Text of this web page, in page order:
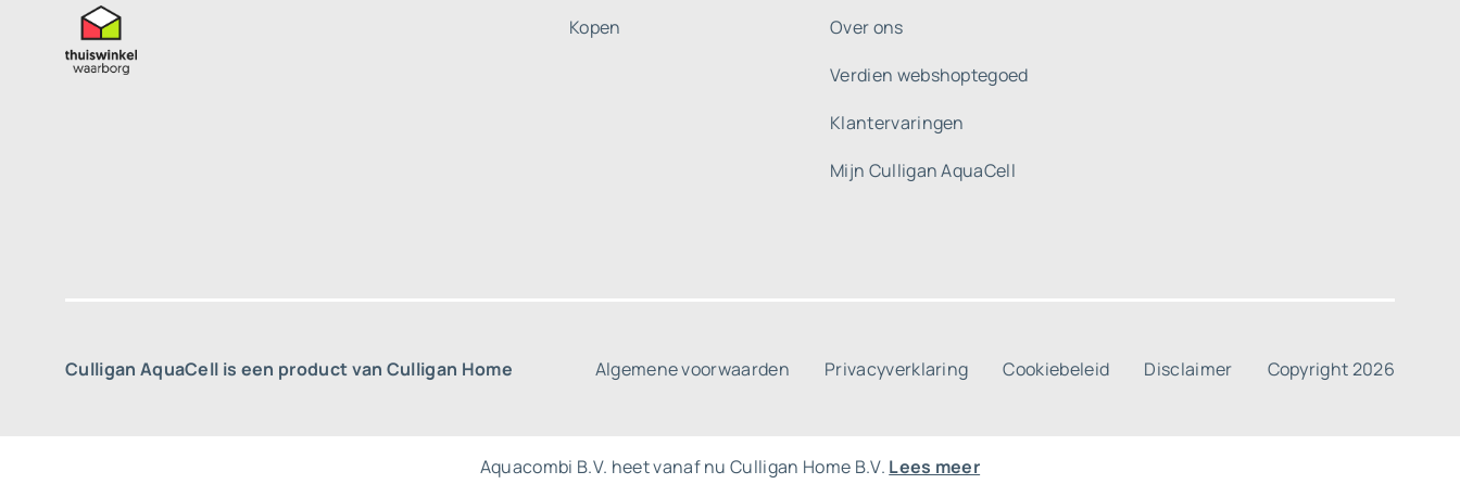
Kopen
Over ons
Verdien webshoptegoed
Klantervaringen
Mijn Culligan AquaCell
Culligan AquaCell is een product van Culligan Home Algemene voorwaarden Privacyverklaring Cookiebeleid Disclaimer Copyright 2026
Aquacombi B.V. heet vanaf nu Culligan Home B.V. Lees meer